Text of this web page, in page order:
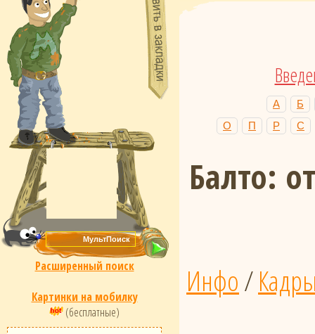
Расширенный поиск
Картинки на мобилку
(бесплатные)
А
Б
О
П Р С
Балто:
Инфо/